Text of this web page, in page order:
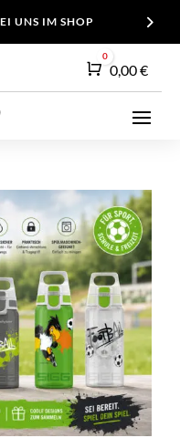
UNS IM SHOP
Warenkorb
0
0,00€